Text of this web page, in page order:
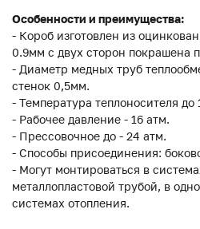
Особенности и преимущества:
- Короб изготовлен из
0.9мм с двух сторон покрашена
- Диаметр медных труб
стенок 0,5мм.
- Температура теплоносителя до
- Рабочее давление - 16 атм.
- Прессовочное до - 24 атм.
- Способы присоединения:
- Могут монтироваться в
металлопластовой трубой, в
системах отопления.